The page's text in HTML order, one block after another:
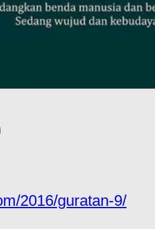
2016/guratan-9/